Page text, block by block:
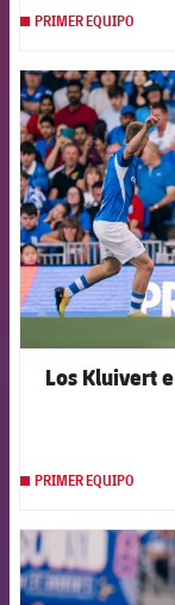
PRIMER EQUIPO
Los Kluivert
PRIMER EQUIPO